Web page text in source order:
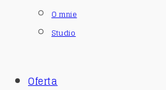
O mnie
Studio
Oferta